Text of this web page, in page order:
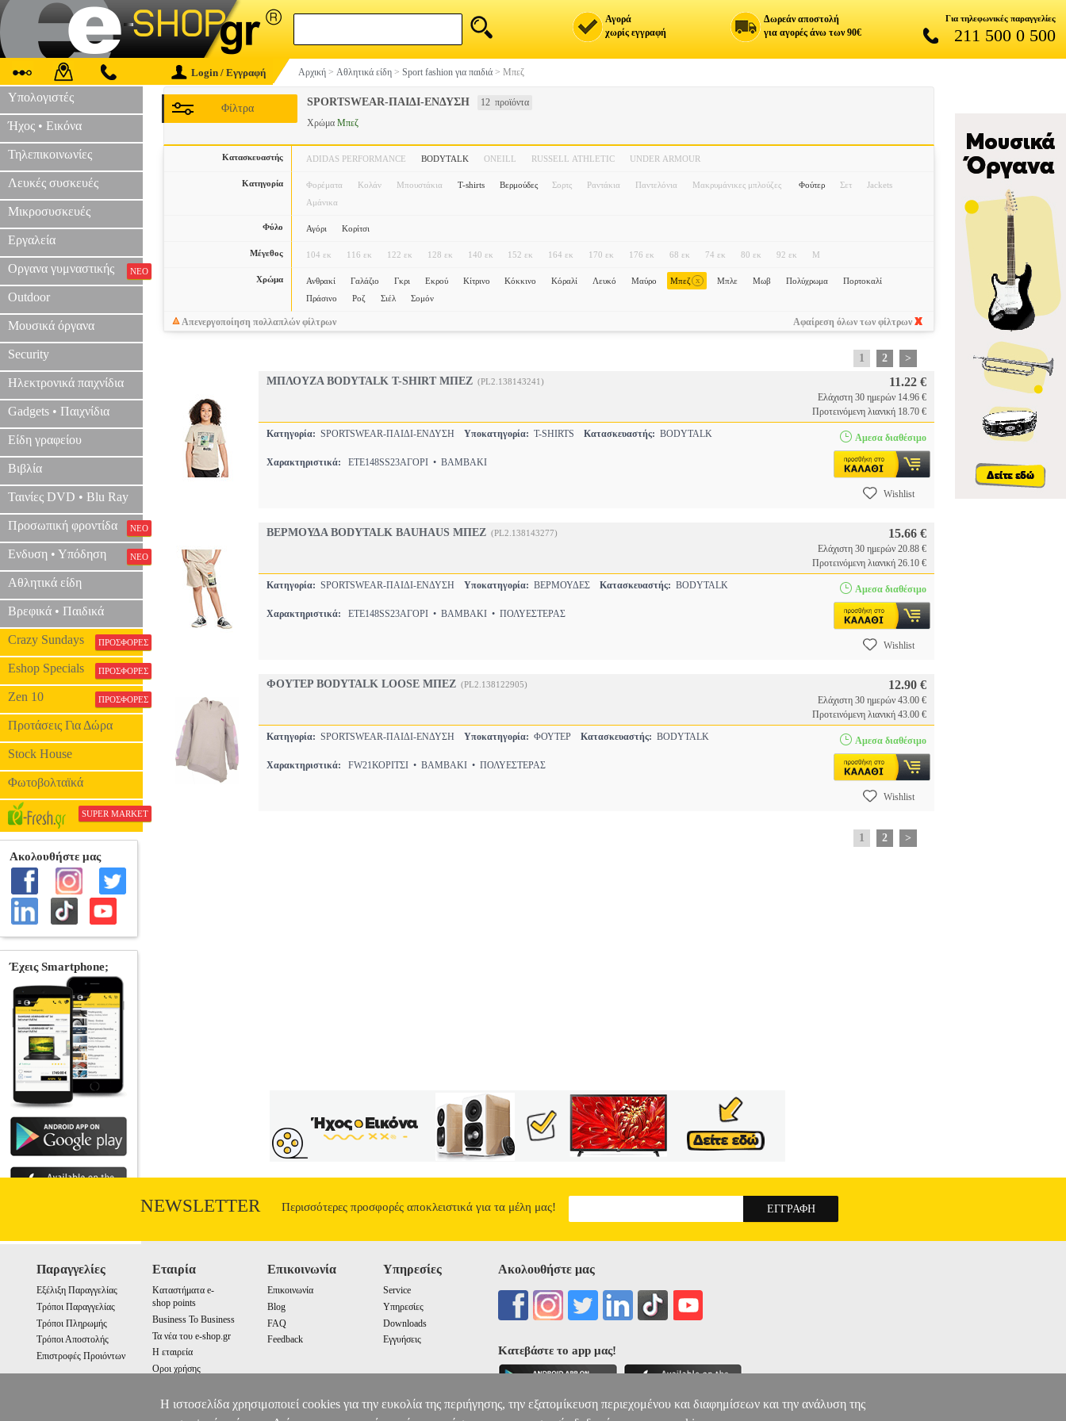
Αγορά
χωρίς εγγραφή
Δωρεάν αποστολή
για αγορές άνω των 90€
Για τηλεφωνικές παραγγελίες
211 500 0 500
Login / Εγγραφή Αρχική > Αθλητικά είδη > Sport fashion για παιδιά > Μπεζ
Υπολογιστές
Ήχος • Εικόνα
Τηλεπικοινωνίες
Λευκές συσκευές
Μικροσυσκευές
Εργαλεία
Οργανα γυμναστικής ΝΕΟ
Outdoor
Μουσικά όργανα
Security
Ηλεκτρονικά παιχνίδια
Gadgets • Παιχνίδια
Είδη γραφείου
Βιβλία
Ταινίες DVD • Blu Ray
Προσωπική φροντίδα ΝΕΟ
Ενδυση • Υπόδηση ΝΕΟ
Αθλητικά είδη
Βρεφικά • Παιδικά
Crazy Sundays ΠΡΟΣΦΟΡΕΣ
Eshop Specials ΠΡΟΣΦΟΡΕΣ
Zen 10 ΠΡΟΣΦΟΡΕΣ
Προτάσεις Για Δώρα
Stock House
Φωτοβολταϊκά
SUPER MARKET
SPORTSWEAR-ΠΑΙΔΙ-ΕΝΔΥΣΗ 12 προϊόντα
Φίλτρα
Χρώμα Μπεζ
Κατασκευαστής ADIDAS PERFORMANCE BODYTALK ONEILL RUSSELL ATHLETIC UNDER ARMOUR
Κατηγορία Φορέματα Κολάν Μπουστάκια T-shirts Βερμούδες Σορτς Ραντάκια Παντελόνια Μακρυμάνικες μπλούζες Φούτερ Σετ
Jackets
Αμάνικα
Φύλο Αγόρι Κορίτσι
Μέγεθος 104 εκ 116 εκ 122 εκ 128 εκ 140 εκ 152 εκ 164 εκ 170 εκ 176 εκ 68 εκ 74 εκ 80 εκ 92 εκ M
Χρώμα Ανθρακί Γαλάζιο Γκρι Εκρού Κίτρινο Κόκκινο Κόραλί Λευκό Μαύρο Μπεζ x Μπλε Μωβ Πολύχρωμα
Πορτοκαλί
Πράσινο
Ροζ Σιέλ Σομόν
Απενεργοποίηση πολλαπλών φίλτρων Αφαίρεση όλων των φίλτρων
1 2
>
ΜΠΛΟΥΖΑ BODYTALK T-SHIRT ΜΠΕΖ (PL2.138143241) 11.22 €
Ελάχιστη 30 ημερών 14.96 €
Προτεινόμενη λιανική 18.70 €
Κατηγορία: SPORTSWEAR-ΠΑΙΔΙ-ΕΝΔΥΣΗ Υποκατηγορία: T-SHIRTS Κατασκευαστής: BODYTALK
Χαρακτηριστικά: ETE148SS23ΑΓΟΡΙ • ΒΑΜΒΑΚΙ
Αμεσα διαθέσιμο
Wishlist
ΒΕΡΜΟΥΔΑ BODYTALK BAUHAUS ΜΠΕΖ (PL2.138143277) 15.66 €
Ελάχιστη 30 ημερών 20.88 €
Προτεινόμενη λιανική 26.10 €
Κατηγορία: SPORTSWEAR-ΠΑΙΔΙ-ΕΝΔΥΣΗ Υποκατηγορία: ΒΕΡΜΟΥΔΕΣ Κατασκευαστής: BODYTALK
Χαρακτηριστικά: ETE148SS23ΑΓΟΡΙ • ΒΑΜΒΑΚΙ • ΠΟΛΥΕΣΤΕΡΑΣ
Αμεσα διαθέσιμο
Wishlist
ΦΟΥΤΕΡ BODYTALK LOOSE ΜΠΕΖ (PL2.138122905) 12.90 €
Ελάχιστη 30 ημερών 43.00 €
Προτεινόμενη λιανική 43.00 €
Κατηγορία: SPORTSWEAR-ΠΑΙΔΙ-ΕΝΔΥΣΗ Υποκατηγορία: ΦΟΥΤΕΡ Κατασκευαστής: BODYTALK
Χαρακτηριστικά: FW21ΚΟΡΙΤΣΙ • ΒΑΜΒΑΚΙ • ΠΟΛΥΕΣΤΕΡΑΣ
Αμεσα διαθέσιμο
Wishlist
1 2 >
NEWSLETTER Περισσότερες προσφορές αποκλειστικά για τα μέλη μας!
Παραγγελίες
Εξέλιξη Παραγγελίας
Τρόποι Παραγγελίας
Τρόποι Πληρωμής
Τρόποι Αποστολής
Επιστροφές Προιόντων
Εταιρία
Καταστήματα e-
shop points
Business To Business
Τα νέα του e-shop.gr
Η εταιρεία
Οροι χρήσης
Επικοινωνία
Επικοινωνία
Blog
FAQ
Feedback
Υπηρεσίες
Service
Υπηρεσίες
Downloads
Εγγυήσεις
Ακολουθήστε μας
Κατεβάστε το app μας!
Η ιστοσελίδα χρησιμοποιεί cookies για την ευκολία της περιήγησης, την εξατομίκευση περιεχομένου και διαφημίσεων και την ανάλυση της